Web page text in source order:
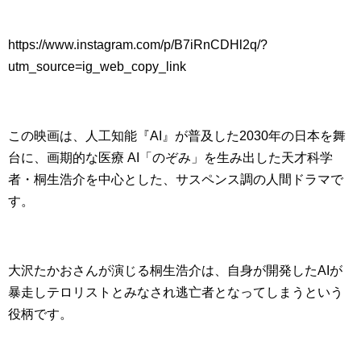
https://www.instagram.com/p/B7iRnCDHl2q/?
utm_source=ig_web_copy_link
この映画は、人工知能『AI』が普及した2030年の日本を舞
台に、画期的な医療 AI「のぞみ」を生み出した天才科学
者・桐生浩介を中心とした、サスペンス調の人間ドラマで
す。
大沢たかおさんが演じる桐生浩介は、自身が開発したAIが
暴走しテロリストとみなされ逃亡者となってしまうという
役柄です。